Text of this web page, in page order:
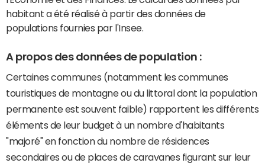
habitant a été réalisé à partir des données de
populations fournies par l'Insee.
A propos des données de population :
Certaines communes (notamment les communes
touristiques de montagne ou du littoral dont la population
permanente est souvent faible) rapportent les différents
éléments de leur budget à un nombre d'habitants
"majoré" en fonction du nombre de résidences
secondaires ou de places de caravanes figurant sur leur